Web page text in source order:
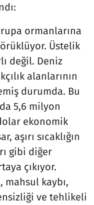
ormanlarına
Üstelik
değil. Deniz
alanlarının
durumda. Bu
5,6 milyon
ekonomik
aşırı sıcaklığın
gibi diğer
çıkıyor.
kaybı,
ve tehlikeli